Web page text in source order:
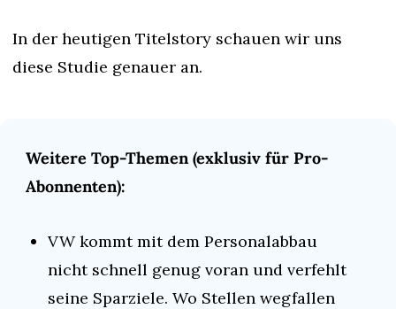
In der heutigen Titelstory schauen wir uns
diese Studie genauer an.
Weitere Top-Themen (exklusiv für Pro-
Abonnenten):
VW kommt mit dem Personalabbau
nicht schnell genug voran und verfehlt
seine Sparziele. Wo Stellen wegfallen